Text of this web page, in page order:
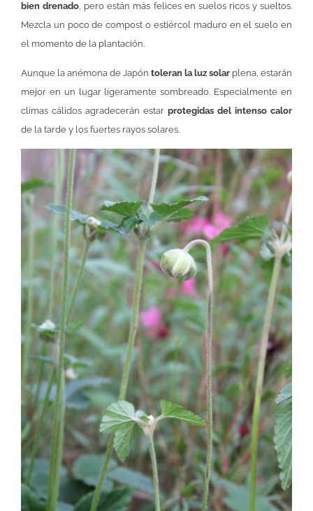
bien drenado, pero están más felices en suelos ricos y sueltos.
Mezcla un poco de compost o estiércol maduro en el suelo en
el momento de la plantación.
Aunque la anémona de Japón toleran la luz solar plena, estarán
mejor en un lugar ligeramente sombreado. Especialmente en
climas cálidos agradecerán estar protegidas del intenso calor
de la tarde y los fuertes rayos solares.